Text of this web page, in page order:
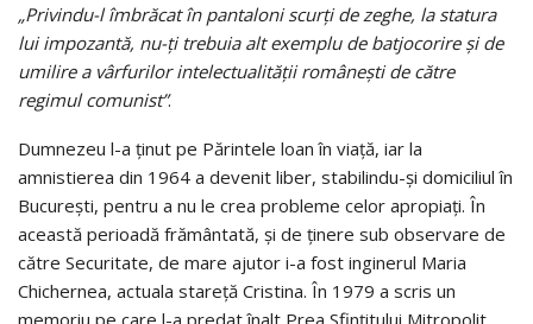
„Privindu-l îmbrăcat în pantaloni scurţi de zeghe, la statura
lui impozantă, nu-ţi trebuia alt exemplu de batjocorire şi de
umilire a vârfurilor intelectualităţii româneşti de către
regimul comunist”.
Dumnezeu l-a ţinut pe Părintele loan în viaţă, iar la
amnistierea din 1964 a devenit liber, stabilindu-şi domiciliul în
Bucureşti, pentru a nu le crea probleme celor apropiaţi. În
această perioadă frământată, şi de ținere sub observare de
către Securitate, de mare ajutor i-a fost inginerul Maria
Chichernea, actuala stareţă Cristina. În 1979 a scris un